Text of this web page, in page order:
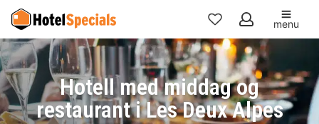
Mine
favoritter
menu
Hotell med middag og
restaurant i Les Deux Alpes